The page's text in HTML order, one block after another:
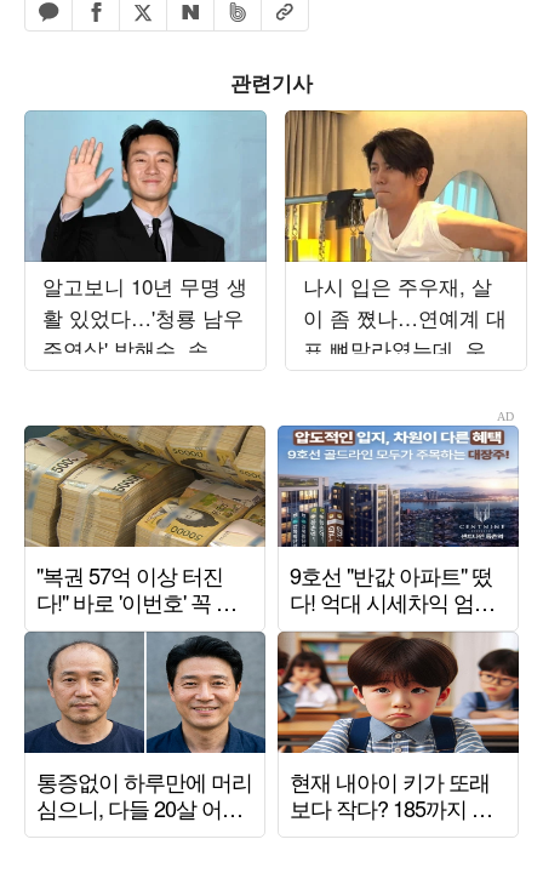
카카오톡 공유하기
페이스북 공유하기
엑스 공유하기
네이버 공유하기
밴드 공유하기
URL복사
관련기사
알고보니 10년 무명 생
활 있었다…'청룡 남우
주연상' 박해수, 속내
고백 "꿈같아" ('해투')
나시 입은 주우재, 살
이 좀 쪘나…연예계 대
표 뼈말라였는데, 우람
한 팔뚝 과시 ('홈즈')